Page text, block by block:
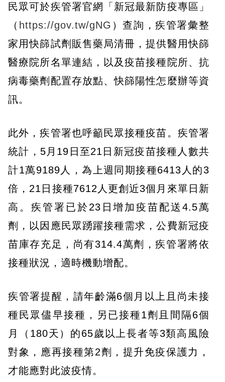
民眾可於疾管署官網「新冠最新防疫專區」
（ https://gov.tw/gNG ）查詢，疾管署彙整
家用快篩試劑販售藥局清冊，提供醫用快篩
醫療院所名單連結，以及疫苗接種院所、抗
病毒藥劑配置存放點、快篩陽性怎麼辦等資
訊。
此外，疾管署也呼籲民眾接種疫苗。疾管署
統計，5月19日至21日新冠疫苗接種人數共
計1萬9189人，為上週同期接種6413人的3
倍，21日接種7612人更創近3個月來單日新
高。疾管署已於23日增加疫苗配送4.5萬
劑，以因應民眾踴躍接種需求，公費新冠疫
苗庫存充足，尚有314.4萬劑，疾管署將依
接種狀況，適時機動增配。
疾管署提醒，請年齡滿6個月以上且尚未接
種民眾儘早接種，另已接種1劑且間隔6個
月（180天）的65歲以上長者等3類高風險
對象，應再接種第2劑，提升免疫保護力，
才能應對此波疫情。